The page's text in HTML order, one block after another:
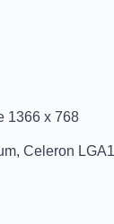
1366 x 768
Celeron